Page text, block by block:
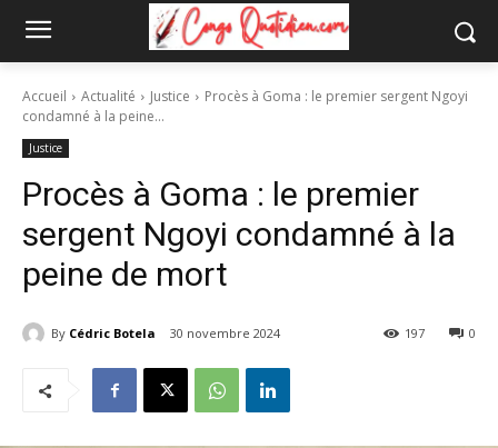
Accueil Actualité Justice
Procès à Goma : le premier sergent Ngoyi
condamné à la peine...
Justice
Procès à Goma : le premier
sergent Ngoyi condamné à la
peine de mort
By Cédric Botela 30 novembre 2024 0
197